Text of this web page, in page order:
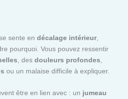
sente en décalage intérieur,
pourquoi. Vous pouvez ressentir
, des douleurs profondes
ou un malaise difficile à expliquer.
être en lien avec : un jumeau